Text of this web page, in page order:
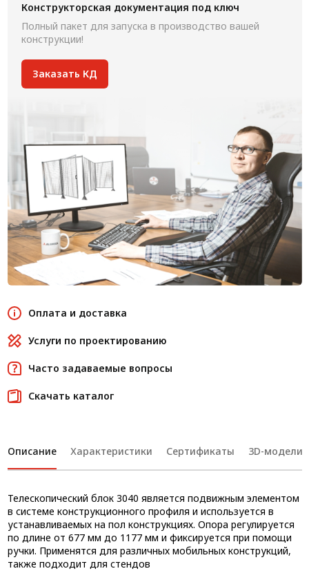
Конструкторская документация под ключ
Полный пакет для запуска в производство вашей
конструкции!
Заказать КД
Оплата и доставка
Услуги по проектированию
Часто задаваемые вопросы
Скачать каталог
Описание Характеристики Сертификаты 3D-модели
Телескопический блок 3040 является подвижным элементом
в системе конструкционного профиля и используется в
устанавливаемых на пол конструкциях. Опора регулируется
по длине от 677 мм до 1177 мм и фиксируется при помощи
ручки. Применятся для различных мобильных конструкций,
также подходит для стендов